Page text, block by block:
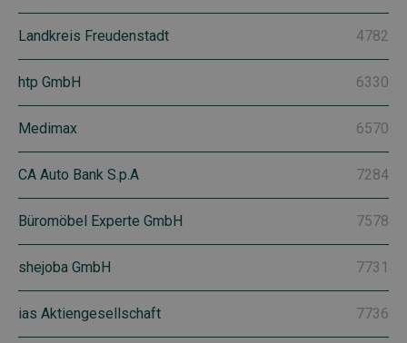
Landkreis Freudenstadt 4782
htp GmbH 6330
Medimax 6570
CA Auto Bank S.p.A 7284
Büromöbel Experte GmbH 7578
shejoba GmbH 7731
ias Aktiengesellschaft 7736